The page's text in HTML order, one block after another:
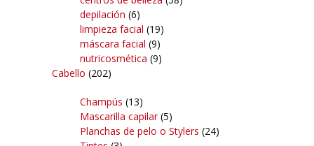
depilación (6)
limpieza facial (19)
máscara facial (9)
nutricosmética (9)
Cabello (202)
Champús (13)
Mascarilla capilar(5)
Planchas de pelo o Stylers (24)